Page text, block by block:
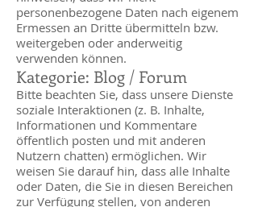
personenbezogene Daten nach eigenem
Ermessen an Dritte übermitteln bzw.
weitergeben oder anderweitig
verwenden können.
Kategorie: Blog / Forum
Bitte beachten Sie, dass unsere Dienste
soziale Interaktionen (z. B. Inhalte,
Informationen und Kommentare
öffentlich posten und mit anderen
Nutzern chatten) ermöglichen. Wir
weisen Sie darauf hin, dass alle Inhalte
oder Daten, die Sie in diesen Bereichen
zur Verfügung stellen, von anderen